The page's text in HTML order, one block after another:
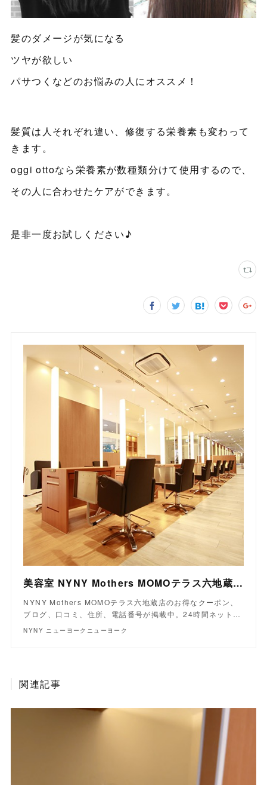
髪のダメージが気になる
ツヤが欲しい
パサつくなどのお悩みの人にオススメ！
髪質は人それぞれ違い、修復する栄養素も変わって
きます。
oggi ottoなら栄養素が数種類分けて使用するので、
その人に合わせたケアができます。
是非一度お試しください♪
美容室 NYNY Mothers MOMOテラス六地蔵店｜ヘアサロン・美容院｜ニューヨークニューヨーク
NYNY Mothers MOMOテラス六地蔵店のお得なクーポン、
ブログ、口コミ、住所、電話番号が掲載中。24時間ネット…
NYNY ニューヨークニューヨーク
関連記事